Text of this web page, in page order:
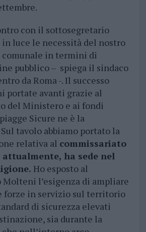
con il sottosegretario
in luce le necessità del nostro
in termini di
pubblico – spiega il sindaco
da Roma -. Il successo
portate avanti grazie al
del Ministero e ai fondi
Sicure ne è la
tavolo abbiamo portato la
relativa al commissariato
ha sede nel
Ho esposto al
l’esigenza di ampliare
forze in servizio sul territorio
di sicurezza elevati
sia durante la